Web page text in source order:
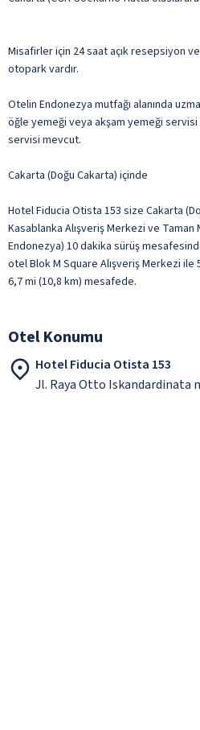
Misafirler için 24 saat açık resepsiyon
otopark vardır.
Otelin Endonezya mutfağı alanında
öğle yemeği veya akşam yemeği servisi
servisi mevcut.
Cakarta (Doğu Cakarta) içinde
Hotel Fiducia Otista 153 size Cakarta
Kasablanka Alışveriş Merkezi ve
Endonezya) 10 dakika sürüş
otel Blok M Square Alışveriş Merkezi ile
6,7 mi (10,8 km) mesafede.
Otel Konumu
Hotel Fiducia Otista 153
Jl. Raya Otto Iskandardinata